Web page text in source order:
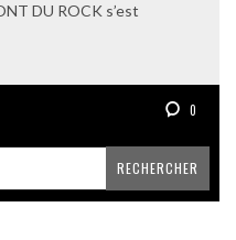
DU ROCK s’est
0